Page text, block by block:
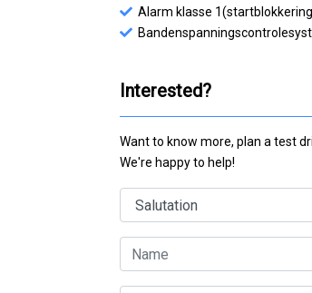
Alarm klasse
Interested?
Want to know more, plan a test
We're happy to help!